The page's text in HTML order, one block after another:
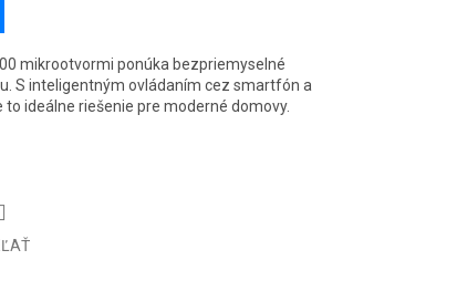
mikrootvormi ponúka bezpriemyselné
S inteligentným ovládaním cez smartfón a
ideálne riešenie pre moderné domovy.